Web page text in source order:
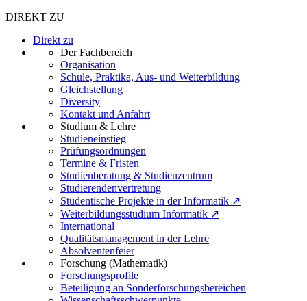
DIREKT ZU
Direkt zu
Der Fachbereich
Organisation
Schule, Praktika, Aus- und Weiterbildung
Gleichstellung
Diversity
Kontakt und Anfahrt
Studium & Lehre
Studieneinstieg
Prüfungsordnungen
Termine & Fristen
Studienberatung & Studienzentrum
Studierendenvertretung
Studentische Projekte in der Informatik ↗
Weiterbildungsstudium Informatik ↗
International
Qualitätsmanagement in der Lehre
Absolventenfeier
Forschung (Mathematik)
Forschungsprofile
Beteiligung an Sonderforschungsbereichen